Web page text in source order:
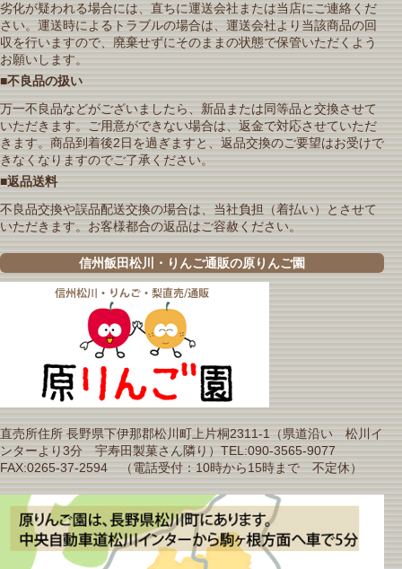
劣化が疑われる場合には、直ちに運送会社または当店にご連絡くだ
さい。運送時によるトラブルの場合は、運送会社より当該商品の回
収を行いますので、廃棄せずにそのままの状態で保管いただくよう
お願いします。
■不良品の扱い
万一不良品などがございましたら、新品または同等品と交換させて
いただきます。ご用意ができない場合は、返金で対応させていただ
きます。商品到着後2日を過ぎますと、返品交換のご要望はお受けで
きなくなりますのでご了承ください。
■返品送料
不良品交換や誤品配送交換の場合は、当社負担（着払い）とさせて
いただきます。お客様都合の返品はご容赦ください。
信州飯田松川・りんご通販の原りんご園
直売所住所 長野県下伊那郡松川町上片桐2311-1（県道沿い 松川イ
ンターより3分 宇寿田製菓さん隣り）TEL:090-3565-9077
FAX:0265-37-2594 （電話受付：10時から15時まで 不定休）